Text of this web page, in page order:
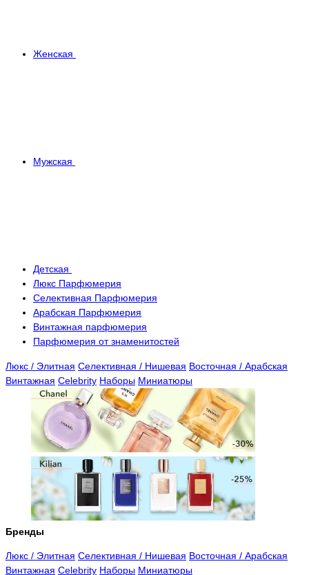
Женская
Мужская
Детская
Люкс Парфюмерия
Селективная Парфюмерия
Арабская Парфюмерия
Винтажная парфюмерия
Парфюмерия от знаменитостей
Люкс / Элитная Селективная / Нишевая Восточная / Арабская
Винтажная Celebrity Наборы Миниатюры
Бренды
Люкс / Элитная Селективная / Нишевая Восточная / Арабская
Винтажная Celebrity Наборы Миниатюры